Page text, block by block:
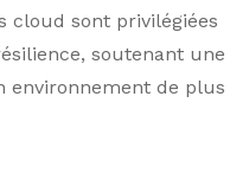
cloud sont privilégiées
soutenant une
environnement de plus